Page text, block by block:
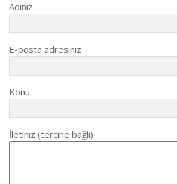
Adınız
E-posta adresiniz
Konu
İletiniz (tercihe bağlı)